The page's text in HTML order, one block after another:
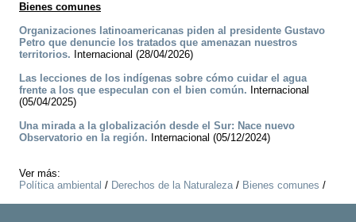
Bienes comunes
Organizaciones latinoamericanas piden al presidente Gustavo
Petro que denuncie los tratados que amenazan nuestros
territorios. Internacional (28/04/2026)
Las lecciones de los indígenas sobre cómo cuidar el agua
frente a los que especulan con el bien común. Internacional
(05/04/2025)
Una mirada a la globalización desde el Sur: Nace nuevo
Observatorio en la región. Internacional (05/12/2024)
Ver más:
Política ambiental / Derechos de la Naturaleza/ Bienes comunes /